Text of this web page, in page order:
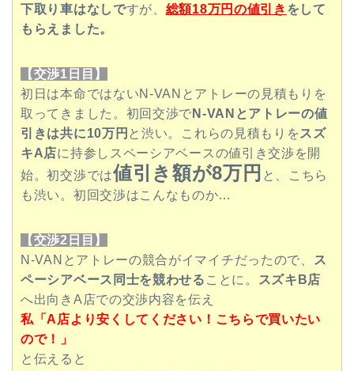
下取り車はなしですが、 総額18万円の値引き をして
もらえました。
【交渉1日目】
初日は本命ではないN-VANとアトレーの見積もりを
取ってきました。初回交渉で N-VANとアトレーの値
引きは共に10万円 と渋い。これらの見積もりを スズ
キA店に持参しスペーシアベースの値引き交渉を開
始。初交渉では値引き額が8万円 と、こちら
も渋い。初回交渉はこんなものか…
【交渉2日目】
N-VANとアトレーの競合がイマイチだったので、
ス
ペーシアベース同士を競わせる ことに。
スズキB店
へ出向きA 店での交渉内容を伝え
私「A店より安くしてください！ こちらで買いたい
ので！」
と伝えると